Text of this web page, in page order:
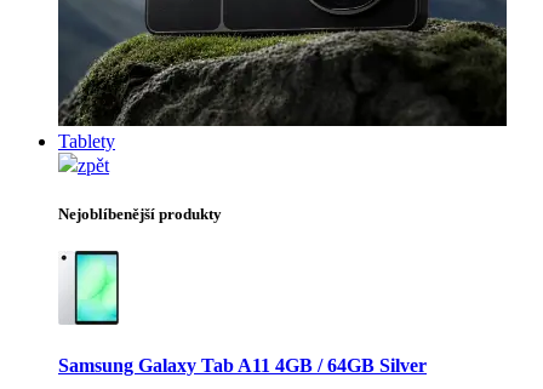
Tablety
zpět
Nejoblíbenější produkty
Samsung Galaxy Tab A11 4GB / 64GB Silver